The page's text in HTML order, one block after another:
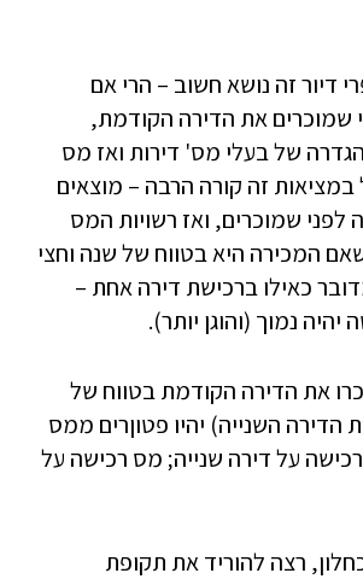
דיור זה נושא חשוב – הרי אם
שמוכרים את הדירה הקודמת,
של בעלי מס' דירות ואז מס
זה קורה הרבה – מוצאים
שמוכרים, ואז רשויות המס
המכירה היא בטווח של שנה וחצי
כאילו ברכישת דירה אחת –
נמוך (והוגן יותר).
את הדירה הקודמת בטווח של
הדירה השנייה) יהיו פטוןרים ממס
על דירה שנייה; מס רכישה על
רצה להוריד את תקופת